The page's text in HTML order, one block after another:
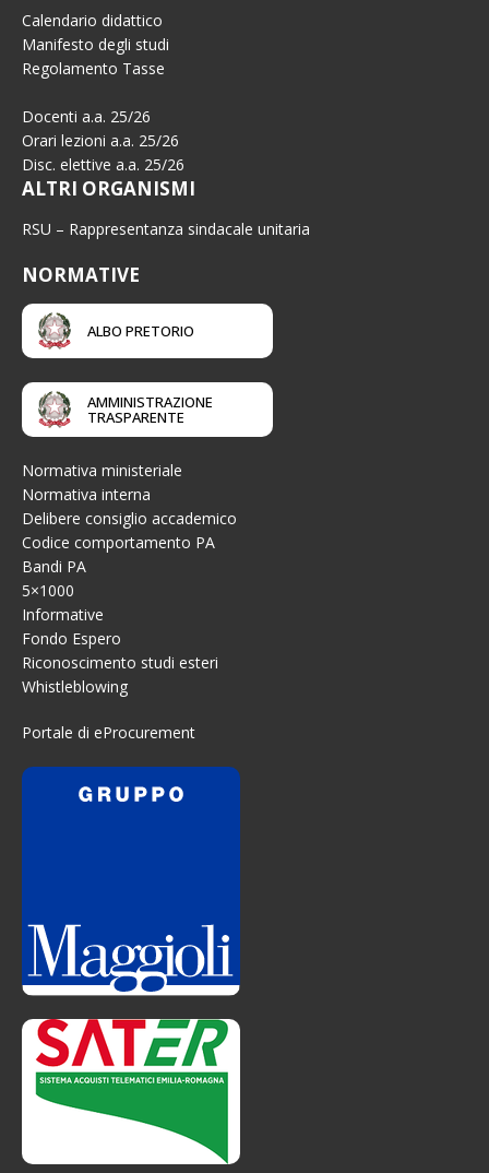
Calendario didattico
Manifesto degli studi
Regolamento Tasse
Docenti a.a. 25/26
Orari lezioni a.a. 25/26
Disc. elettive a.a. 25/26
ALTRI ORGANISMI
RSU – Rappresentanza sindacale unitaria
NORMATIVE
ALBO PRETORIO
AMMINISTRAZIONE
TRASPARENTE
Normativa ministeriale
Normativa interna
Delibere consiglio accademico
Codice comportamento PA
Bandi PA
5×1000
Informative
Fondo Espero
Riconoscimento studi esteri
Whistleblowing
Portale di eProcurement